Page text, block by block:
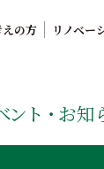
えの方 リノベー
ント・ お知